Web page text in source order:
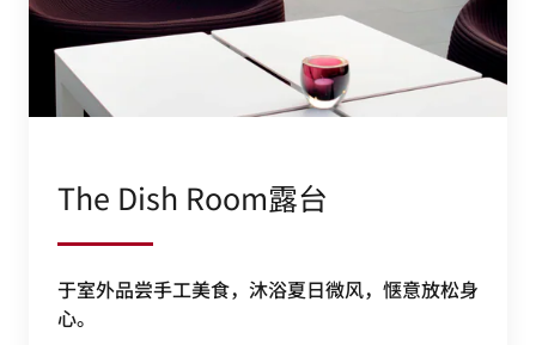
The Dish Room露台
于室外品尝手工美食，沐浴夏日微风，惬意放松身
心。